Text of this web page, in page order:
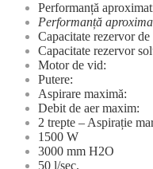
Performanță
Performanță
Capacitate rezervor
Capacitate rezervor
Motor de vid:
Putere:
Aspirare maximă:
Debit de aer maxim:
2 trepte – Aspirație
1500 W
3000 mm H2O
50 l/sec.